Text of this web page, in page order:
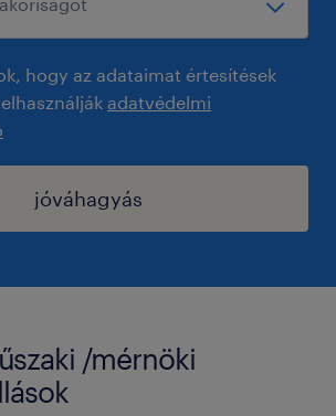
hogy az adataimat értesítések
adatvédelmi
jóváhagyás
/mérnöki